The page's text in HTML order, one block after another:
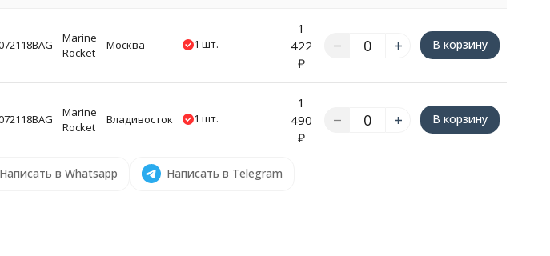
Marine
Rocket
Москва 1 шт.
1
422
₽
В корзину
Marine
Rocket
Владивосток 1 шт.
1
490
₽
В корзину
Написать в Whatsapp Написать в Telegram